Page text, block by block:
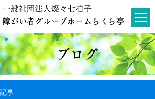
一般社団法人燦々七拍子
障がい者グループホームらくら亭
ブログ
記事